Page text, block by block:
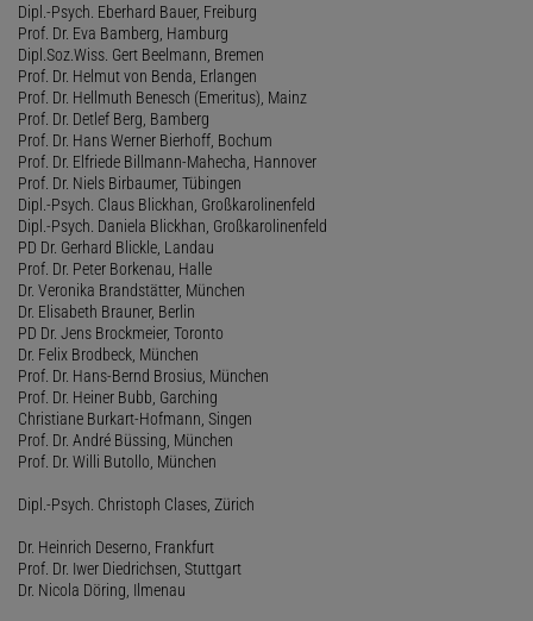
Dipl.-Psych. Eberhard Bauer, Freiburg
Prof. Dr. Eva Bamberg, Hamburg
Dipl.Soz.Wiss. Gert Beelmann, Bremen
Prof. Dr. Helmut von Benda, Erlangen
Prof. Dr. Hellmuth Benesch (Emeritus), Mainz
Prof. Dr. Detlef Berg, Bamberg
Prof. Dr. Hans Werner Bierhoff, Bochum
Prof. Dr. Elfriede Billmann-Mahecha, Hannover
Prof. Dr. Niels Birbaumer, Tübingen
Dipl.-Psych. Claus Blickhan, Großkarolinenfeld
Dipl.-Psych. Daniela Blickhan, Großkarolinenfeld
PD Dr. Gerhard Blickle, Landau
Prof. Dr. Peter Borkenau, Halle
Dr. Veronika Brandstätter, München
Dr. Elisabeth Brauner, Berlin
PD Dr. Jens Brockmeier, Toronto
Dr. Felix Brodbeck, München
Prof. Dr. Hans-Bernd Brosius, München
Prof. Dr. Heiner Bubb, Garching
Christiane Burkart-Hofmann, Singen
Prof. Dr. André Büssing, München
Prof. Dr. Willi Butollo, München
Dipl.-Psych. Christoph Clases, Zürich
Dr. Heinrich Deserno, Frankfurt
Prof. Dr. Iwer Diedrichsen, Stuttgart
Dr. Nicola Döring, Ilmenau